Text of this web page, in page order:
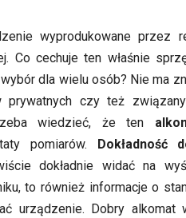
wyprodukowane przez
Co cechuje ten właśnie
dla wielu osób? Nie ma
prywatnych czy też
wiedzieć, że ten
pomiarów. Dokładność
dokładnie widać na
to również informacje o
urządzenie. Dobry